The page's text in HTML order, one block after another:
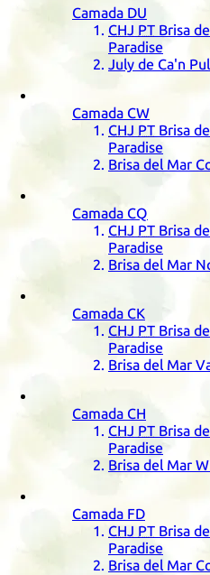
Camada DU
CHJ PT Brisa
Paradise
July de Ca'n
Camada CW
CHJ PT Brisa
Paradise
Brisa del Mar
Camada CQ
CHJ PT Brisa
Paradise
Brisa del Mar
Camada CK
CHJ PT Brisa
Paradise
Brisa del Mar
Camada CH
CHJ PT Brisa
Paradise
Brisa del Mar
Camada FD
CHJ PT Brisa
Paradise
Brisa del Mar